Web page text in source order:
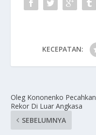
KECEPATAN:
Oleg Kononenko Pecahkan
Rekor Di Luar Angkasa
SEBELUMNYA